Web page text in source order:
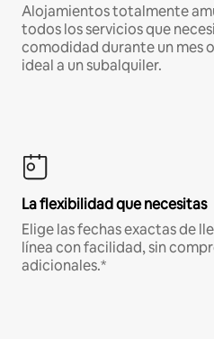
Alojamientos totalmente
todos los servicios que
comodidad durante un mes
ideal a un subalquiler.
La flexibilidad que necesitas
Elige las fechas exactas de
línea con facilidad, sin
adicionales.*